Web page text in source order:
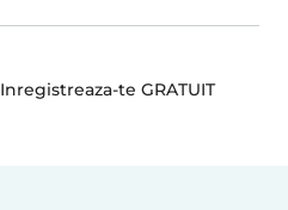
Inregistreaza-te GRATUIT